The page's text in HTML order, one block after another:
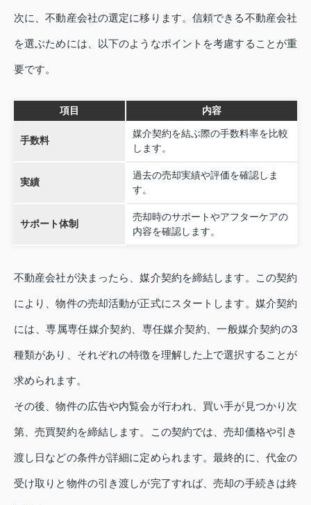
次に、不動産会社の選定に移ります。信頼できる不動産会社
を選ぶためには、以下のようなポイントを考慮することが重
要です。
項目 内容
手数料
媒介契約を結ぶ際の手数料率を比較
します。
実績
過去の売却実績や評価を確認しま
す。
サポート体制
売却時のサポートやアフターケアの
内容を確認します。
不動産会社が決まったら、媒介契約を締結します。この契約
により、物件の売却活動が正式にスタートします。媒介契約
には、専属専任媒介契約、専任媒介契約、一般媒介契約の3
種類があり、それぞれの特徴を理解した上で選択することが
求められます。
その後、物件の広告や内覧会が行われ、買い手が見つかり次
第、売買契約を締結します。この契約では、売却価格や引き
渡し日などの条件が詳細に定められます。最終的に、代金の
受け取りと物件の引き渡しが完了すれば、売却の手続きは終